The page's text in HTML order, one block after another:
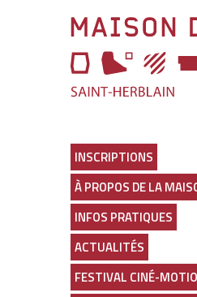
Maison
des
Arts
page
d'accueil
INSCRIPTIONS
À PROPOS DE LA
INFOS PRATIQUES
ACTUALITÉS
FESTIVAL CINÉ-